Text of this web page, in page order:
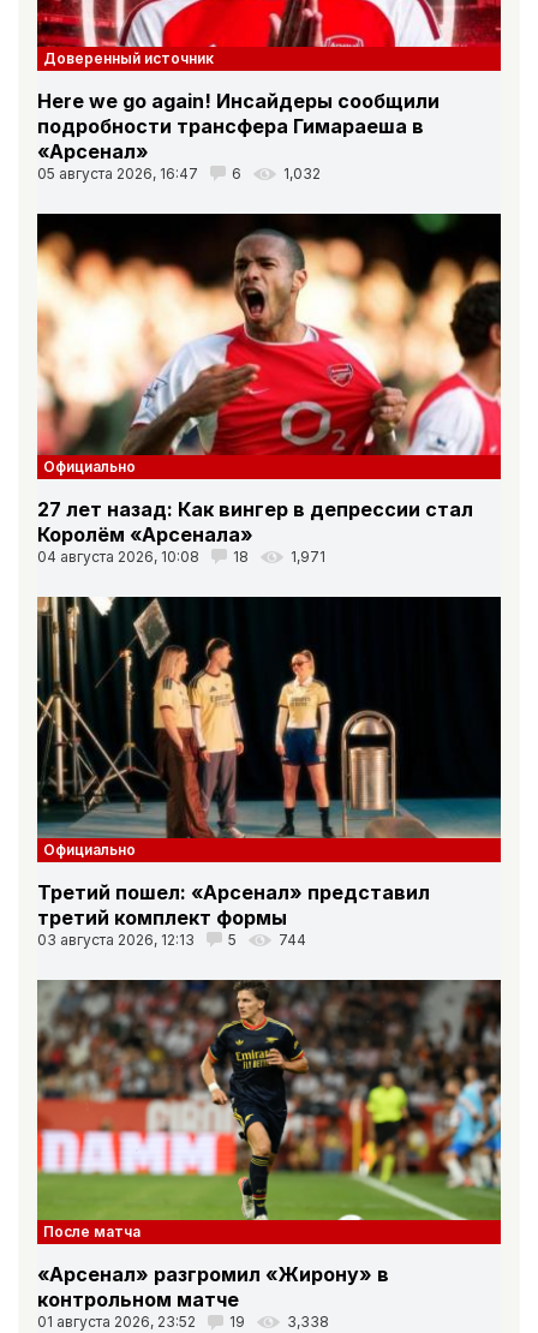
Доверенный источник
Here we go again! Инсайдеры сообщили
подробности трансфера Гимараеша в
«Арсенал»
05 августа 2026, 16:47 6 1,032
Официально
27 лет назад: Как вингер в депрессии стал
Королём «Арсенала»
04 августа 2026, 10:08 18 1,971
Официально
Третий пошел: «Арсенал» представил
третий комплект формы
03 августа 2026, 12:13 5 744
После матча
«Арсенал» разгромил «Жирону» в
контрольном матче
01 августа 2026, 23:52 19 3,338